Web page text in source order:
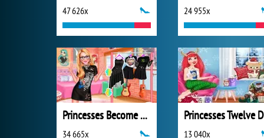
47 626x 24 955x
Princesses Become Rebels Punks
34 665x 13 040x